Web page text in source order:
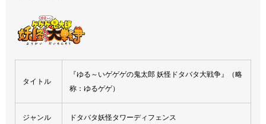
タイトル
『ゆる～いゲゲゲの鬼太郎 妖怪ドタバタ大戦争』（略
称：ゆるゲゲ）
ジャンル ドタバタ妖怪タワーディフェンス